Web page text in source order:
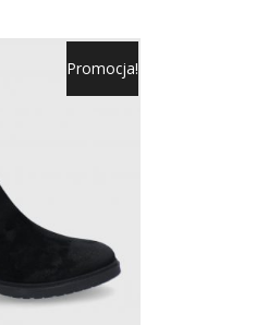
Promocja!